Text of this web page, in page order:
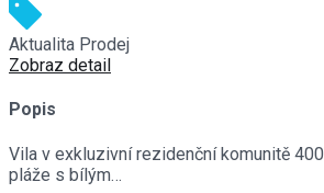
Aktualita Prodej
Zobraz detail
Popis
Vila v exkluzivní rezidenční komunitě
pláže s bílým…